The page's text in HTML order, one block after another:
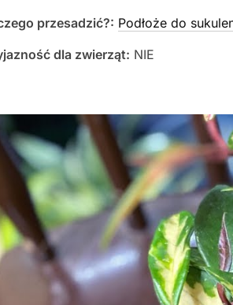
przesadzić?: Podłoże do
dla zwierząt: NIE